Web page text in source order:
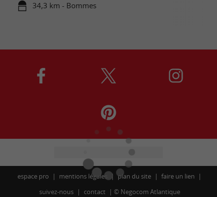
34,3 km - Bommes
espace pro mentions légales plan du site
faire un lien
suivez-nous
contact © Negocom Atlantique